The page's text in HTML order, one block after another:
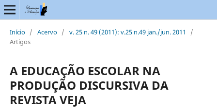
Início / Acervo / v. 25 n. 49 (2011): v.25 n.49 jan./jun. 2011
/
Artigos
A EDUCAÇÃO ESCOLAR NA
PRODUÇÃO DISCURSIVA DA
REVISTA VEJA